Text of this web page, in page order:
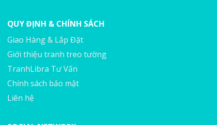
QUY ĐỊNH & CHÍNH SÁCH
Giao Hàng & Lắp Đặt
Giới thiệu tranh treo tường
TranhLibra Tư Vấn
Chính sách bảo mật
Liên hệ